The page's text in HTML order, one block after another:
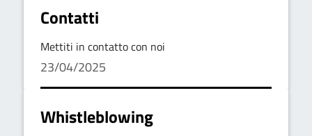
Contatti
Mettiti in contatto con noi
23/04/2025
Whistleblowing